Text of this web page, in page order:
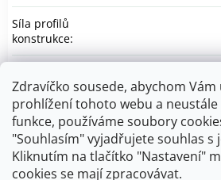
Zdravíčko sousede, abychom
prohlížení tohoto webu a neustále
funkce, používáme soubory
"Souhlasím" vyjadřujete souhlas s
Kliknutím na tlačítko "Nastavení"
cookies se mají zpracovávat.
Síla profilů
konstrukce:
Šířka dvěří:
Velikost domku
Hörmann: